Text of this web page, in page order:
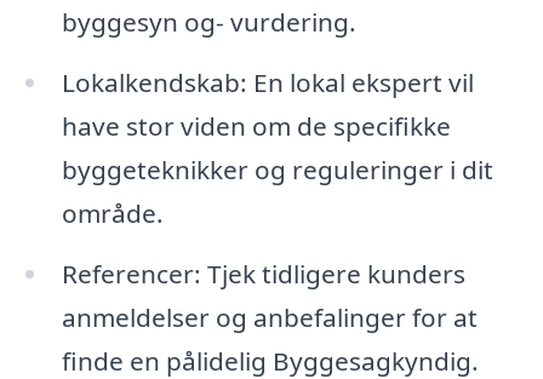
byggesyn og- vurdering.
Lokalkendskab: En lokal ekspert vil
have stor viden om de specifikke
byggeteknikker og reguleringer i dit
område.
Referencer: Tjek tidligere kunders
anmeldelser og anbefalinger for at
finde en pålidelig Byggesagkyndig.